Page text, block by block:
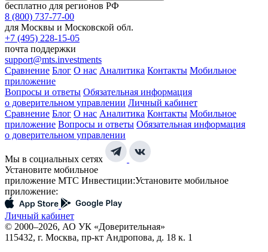
бесплатно для регионов РФ
8 (800) 737-77-00
для Москвы и Московской обл.
+7 (495) 228-15-05
почта поддержки
support@mts.investments
Сравнение Блог О нас Аналитика Контакты Мобильное
приложение
Вопросы и ответы Обязательная информация
о доверительном управлении Личный кабинет
Сравнение Блог О нас Аналитика Контакты Мобильное
приложение Вопросы и ответы Обязательная информация
о доверительном управлении
Мы в социальных сетях
Установите мобильное
приложение МТС Инвестиции:Установите мобильное
приложение:
Личный кабинет
© 2000–2026, АО УК «Доверительная»
115432, г. Москва, пр-кт Андропова, д. 18 к. 1